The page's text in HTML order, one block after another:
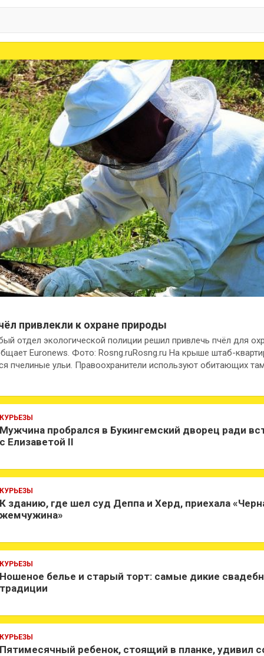
привлекли к охране природы
отдел экологической полиции решил привлечь пчёл для
Euronews. Фото: Rosng.ruRosng.ru На крыше штаб-
пчелиные ульи. Правоохранители используют обитающих
КУРЬЕЗЫ
Мужчина пробрался в Букингемский дворец ради
с Елизаветой II
КУРЬЕЗЫ
К зданию, где шел суд Деппа и Херд, приехала
жемчужина»
КУРЬЕЗЫ
Ношеное белье и старый торт: самые дикие
традиции
КУРЬЕЗЫ
Пятимесячный ребенок, стоящий в планке, удивил